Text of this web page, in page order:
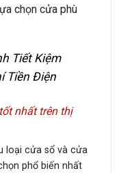
chọn cửa phù
Tiết Kiệm
Tiền Điện
nhất trên thị
loại cửa sổ và cửa
phổ biến nhất